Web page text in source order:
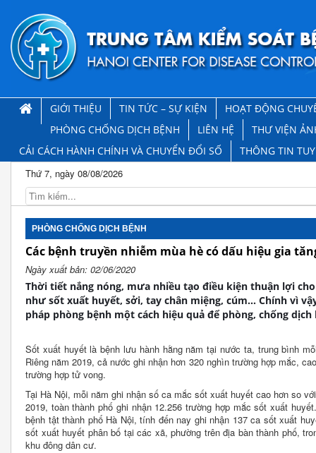
GIỚI THIỆU TIN TỨC – SỰ KIỆN
HOẠT ĐỘNG
PHÒNG CHỐNG DỊCH BỆNH
LIÊN HỆ
THƯ VIỆN
CẢI CÁCH HÀNH CHÍNH VÀ CHUYỂN ĐỔI SỐ
THÔNG TIN
Thứ 7, ngày 08/08/2026
PHÒNG CHỐNG DỊCH BỆNH
Các bệnh truyền nhiễm mùa hè có dấu hiệu gia
Ngày xuất bản: 02/06/2020
Thời tiết nắng nóng, mưa nhiều tạo điều kiện thuận lợi
như sốt xuất huyết, sởi, tay chân miệng, cúm… Chính vì
pháp phòng bệnh một cách hiệu quả để phòng, chống dịch
Sốt xuất huyết là bệnh lưu hành hằng năm tại nước ta, trung bình
Riêng năm 2019, cả nước ghi nhận hơn 320 nghìn trường hợp mắc,
trường hợp tử vong.
Tại Hà Nội, mỗi năm ghi nhận số ca mắc sốt xuất huyết cao hơn so
2019, toàn thành phố ghi nhận 12.256 trường hợp mắc sốt xuất
bệnh tật thành phố Hà Nội, tính đến nay ghi nhận 137 ca sốt xuất
sốt xuất huyết phân bố tại các xã, phường trên địa bàn thành phố,
khu đông dân cư.